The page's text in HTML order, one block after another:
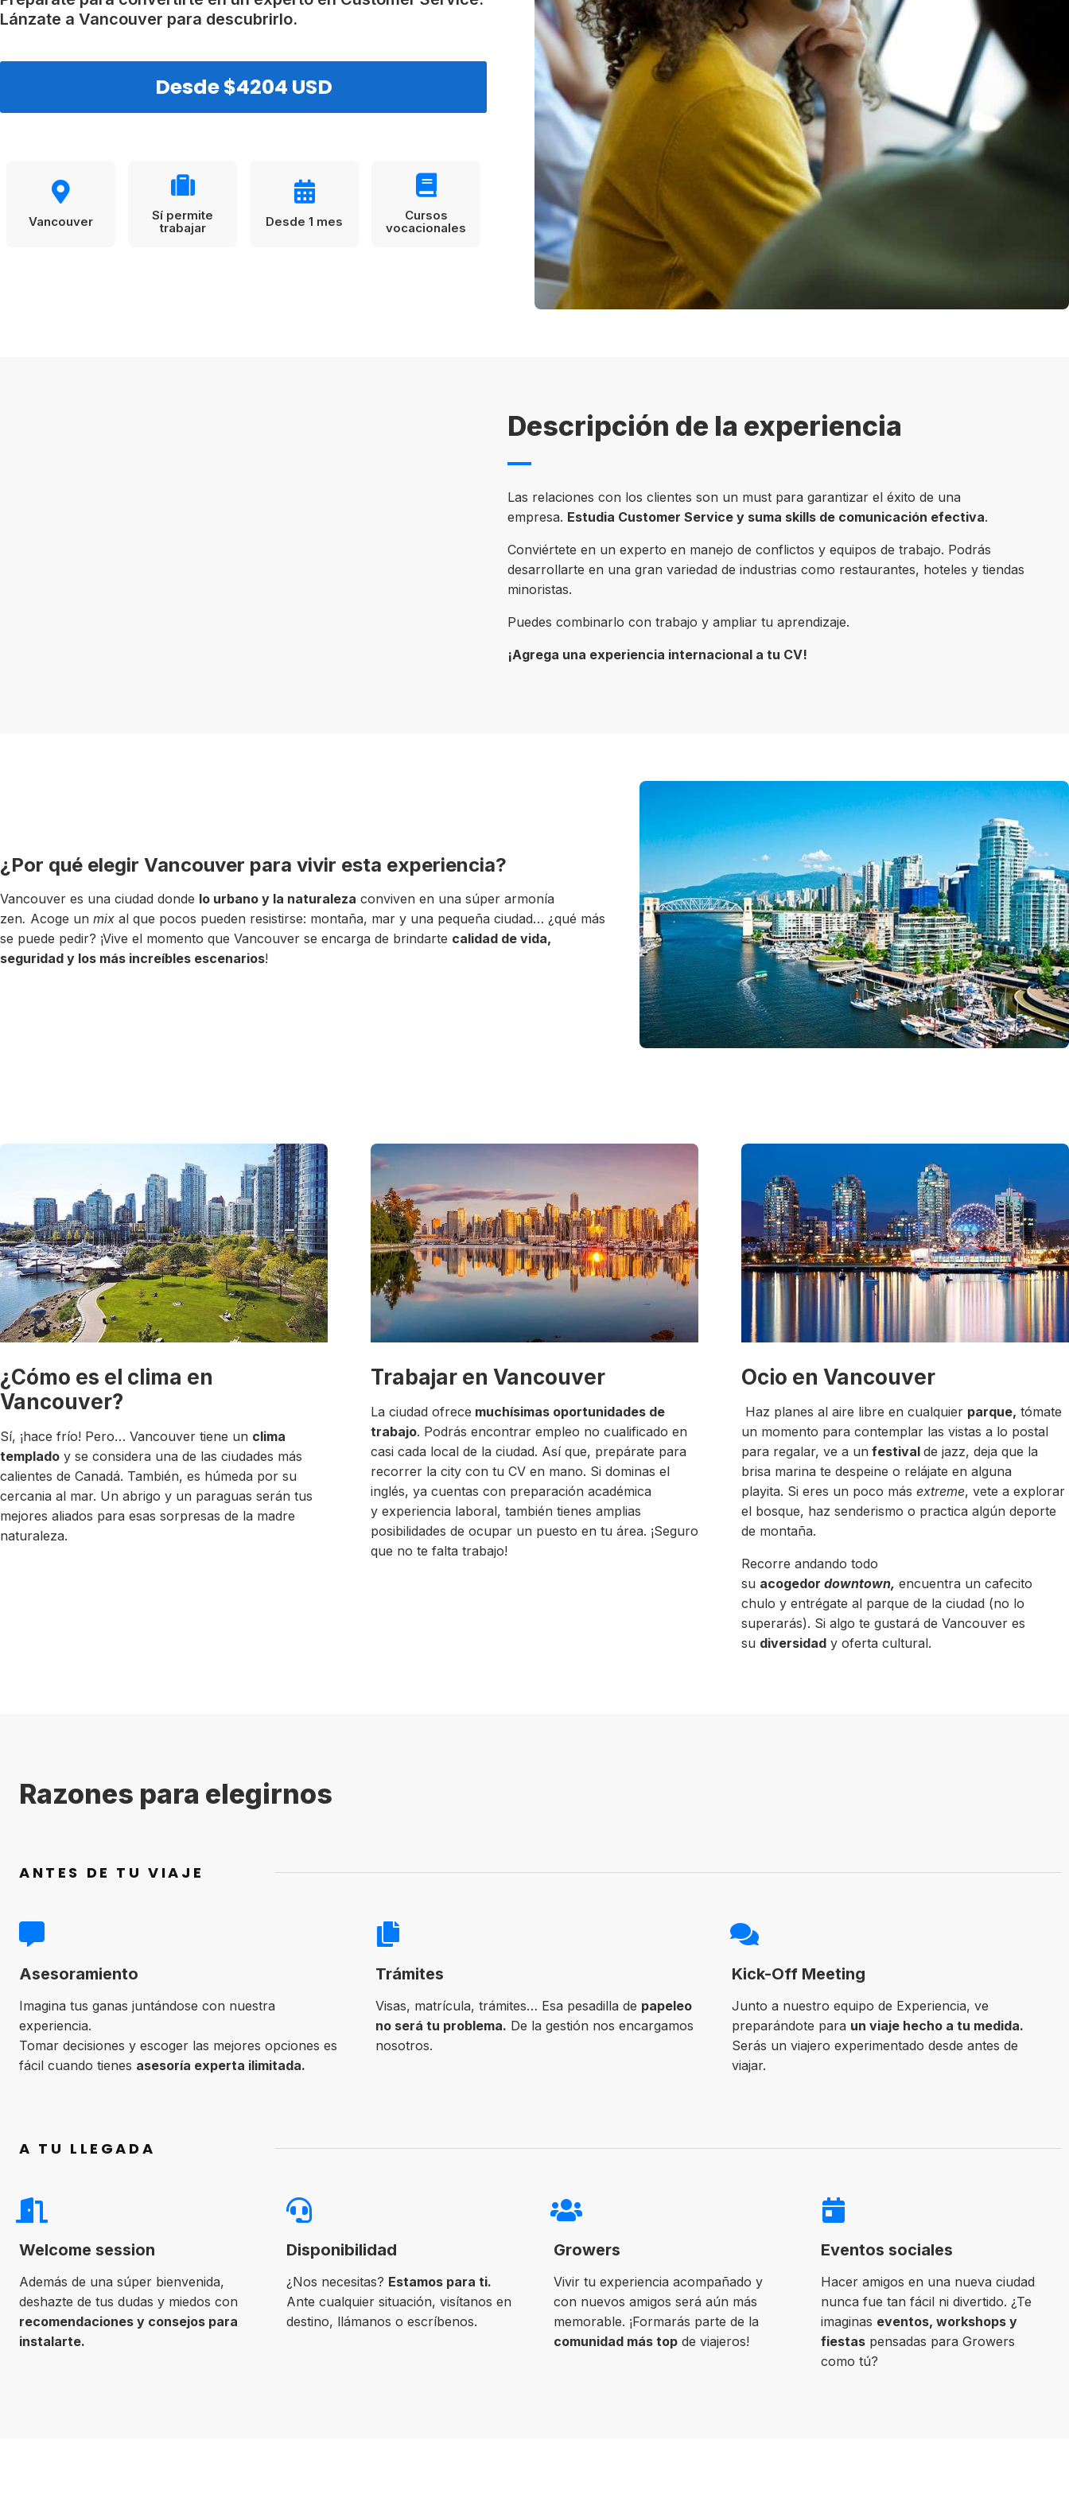
Working Holidays
Malta
VER TODAS LAS EXPERIENCIAS Estudia Business en Auckland
Estudia Desarrollo Web en
Toronto
+30 Summer English for
Professionals en Melbourne
ENVIAR
Lánzate a Vancouver para descubrirlo.
Desde $4204 USD
Vancouver
Sí permite
trabajar
Desde 1 mes
Cursos
vocacionales
Descripción de la experiencia
Las relaciones con los clientes son un must para garantizar el éxito de una
empresa. Estudia Customer Service y suma skills de comunicación efectiva.
Conviértete en un experto en manejo de conflictos y equipos de trabajo. Podrás
desarrollarte en una gran variedad de industrias como restaurantes, hoteles y tiendas
minoristas.
Puedes combinarlo con trabajo y ampliar tu aprendizaje.
¡Agrega una experiencia internacional a tu CV!
¿Por qué elegir Vancouver para vivir esta experiencia?
Vancouver es una ciudad donde lo urbano y la naturaleza conviven en una súper armonía
zen. Acoge un mix al que pocos pueden resistirse: montaña, mar y una pequeña ciudad… ¿qué más
se puede pedir? ¡Vive el momento que Vancouver se encarga de brindarte calidad de vida,
seguridad y los más increíbles escenarios!
¿Cómo es el clima en
Vancouver?
Sí, ¡hace frío! Pero… Vancouver tiene un clima
templado y se considera una de las ciudades más
calientes de Canadá. También, es húmeda por su
cercania al mar. Un abrigo y un paraguas serán tus
mejores aliados para esas sorpresas de la madre
naturaleza.
Trabajar en Vancouver
La ciudad ofrece muchísimas oportunidades de
trabajo. Podrás encontrar empleo no cualificado en
casi cada local de la ciudad. Así que, prepárate para
recorrer la city con tu CV en mano. Si dominas el
inglés, ya cuentas con preparación académica
y experiencia laboral, también tienes amplias
posibilidades de ocupar un puesto en tu área. ¡Seguro
que no te falta trabajo!
Ocio en Vancouver
Haz planes al aire libre en cualquier parque, tómate
un momento para contemplar las vistas a lo postal
para regalar, ve a un festival de jazz, deja que la
brisa marina te despeine o relájate en alguna
playita. Si eres un poco más extreme, vete a explorar
el bosque, haz senderismo o practica algún deporte
de montaña.
Recorre andando todo
su acogedor downtown, encuentra un cafecito
chulo y entrégate al parque de la ciudad (no lo
superarás). Si algo te gustará de Vancouver es
su diversidady oferta cultural.
Razones para elegirnos
ANTES DE TU VIAJE
Asesoramiento
Imagina tus ganas juntándose con nuestra
experiencia.
Tomar decisiones y escoger las mejores opciones es
fácil cuando tienes asesoría experta ilimitada.
Trámites
Visas, matrícula, trámites… Esa pesadilla de papeleo
no será tu problema. De la gestión nos encargamos
nosotros.
Kick-Off Meeting
Junto a nuestro equipo de Experiencia, ve
preparándote para un viaje hecho a tu medida.
Serás un viajero experimentado desde antes de
viajar.
A TU LLEGADA
Welcome session
Además de una súper bienvenida,
deshazte de tus dudas y miedos con
recomendaciones y consejos para
instalarte.
Disponibilidad
¿Nos necesitas? Estamos para ti.
Ante cualquier situación, visítanos en
destino, llámanos o escríbenos.
Growers
Vivir tu experiencia acompañado y
con nuevos amigos será aún más
memorable. ¡Formarás parte de la
comunidad más top de viajeros!
Eventos sociales
Hacer amigos en una nueva ciudad
nunca fue tan fácil ni divertido. ¿Te
imaginas eventos, workshops y
fiestas pensadas para Growers
como tú?